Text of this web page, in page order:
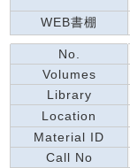
WEB書棚
No.
Volumes
Library
Location
Material ID
Call No